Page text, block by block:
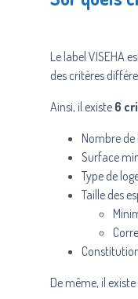
Le label VISEHA
des critères
Ainsi, il existe 6
Nombre
Surface
Type de
Taille des
De même, il existe